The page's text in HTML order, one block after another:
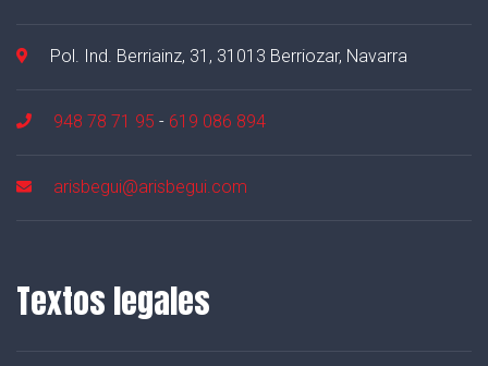
Pol. Ind. Berriainz, 31, 31013 Berriozar, Navarra
948 78 71 95 - 619 086 894
arisbegui@arisbegui.com
Textos legales